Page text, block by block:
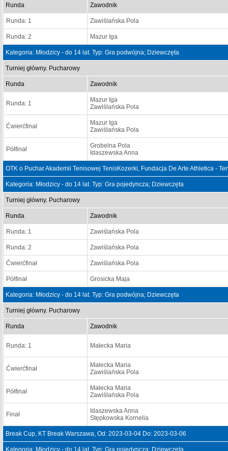
Runda Zawodnik
Runda: 1 Zawiślańska Pola
Runda: 2 Mazur Iga
Kategoria: Młodzicy - do 14 lat. Typ: Gra podwójna; Dziewczęta
Turniej główny. Pucharowy
Runda Zawodnik
Runda: 1
Mazur Iga
Zawiślańska Pola
Ćwierćfinał
Mazur Iga
Zawiślańska Pola
Półfinał
Grobelna Pola
Idaszewska Anna
OTK o Puchar Akademii Tenisowej TenisKozerki, Fundacja De Arte Athletica -
Kategoria: Młodzicy - do 14 lat. Typ: Gra pojedyncza; Dziewczęta
Turniej główny. Pucharowy
Runda Zawodnik
Runda: 1 Zawiślańska Pola
Runda: 2 Zawiślańska Pola
Ćwierćfinał Zawiślańska Pola
Półfinał Grosicka Maja
Kategoria: Młodzicy - do 14 lat. Typ: Gra podwójna; Dziewczęta
Turniej główny. Pucharowy
Runda Zawodnik
Runda: 1 Małecka Maria
Ćwierćfinał
Małecka Maria
Zawiślańska Pola
Półfinał
Małecka Maria
Zawiślańska Pola
Finał
Idaszewska Anna
Stępkowska Kornelia
Break Cup, KT Break Warszawa, Od: 2023-03-04 Do: 2023-03-06
Kategoria: Młodzicy - do 14 lat. Typ: Gra pojedyncza; Dziewczęta